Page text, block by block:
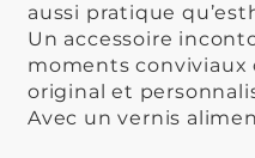
aussi pratique
Un accessoire
moments conviviaux
original et
Avec un vernis